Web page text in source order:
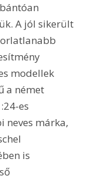
A jól sikerült
modellek
a német
es
neves márka,
is